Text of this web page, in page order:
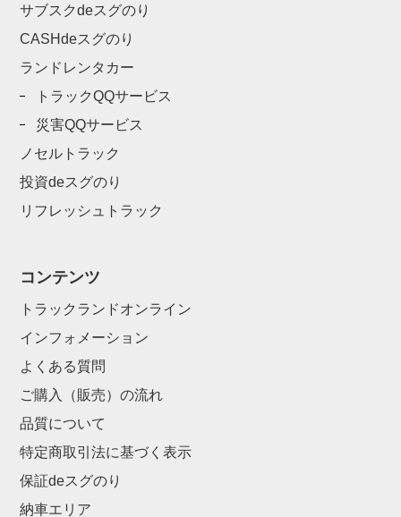
サブスクdeスグのり
CASHdeスグのり
ランドレンタカー
トラックQQサービス
災害QQサービス
ノセルトラック
投資deスグのり
リフレッシュトラック
コンテンツ
トラックランドオンライン
インフォメーション
よくある質問
ご購入（販売）の流れ
品質について
特定商取引法に基づく表示
保証deスグのり
納車エリア